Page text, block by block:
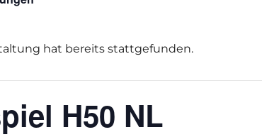
hat bereits stattgefunden.
H50 NL